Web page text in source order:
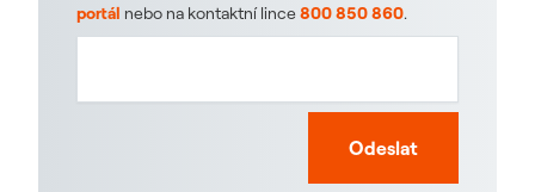
portál nebo na kontaktní lince800 850 860.
Odeslat